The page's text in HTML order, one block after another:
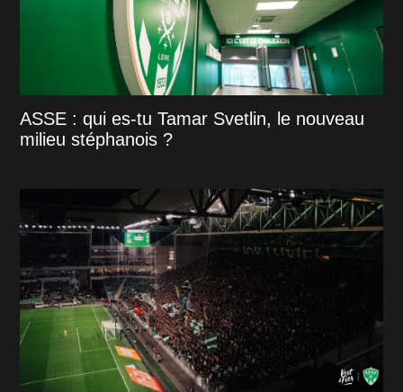
ASSE : qui es-tu Tamar Svetlin, le nouveau
milieu stéphanois ?